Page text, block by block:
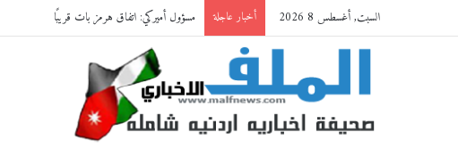
السبت, أغسطس 8 2026 أخبار عاجلة مسؤول أميركي: اتفاق هرمز بات قريبًا